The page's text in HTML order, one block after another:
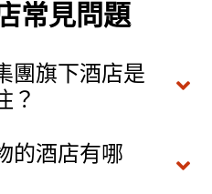
常見問題
團旗下酒店是
？
的酒店有哪